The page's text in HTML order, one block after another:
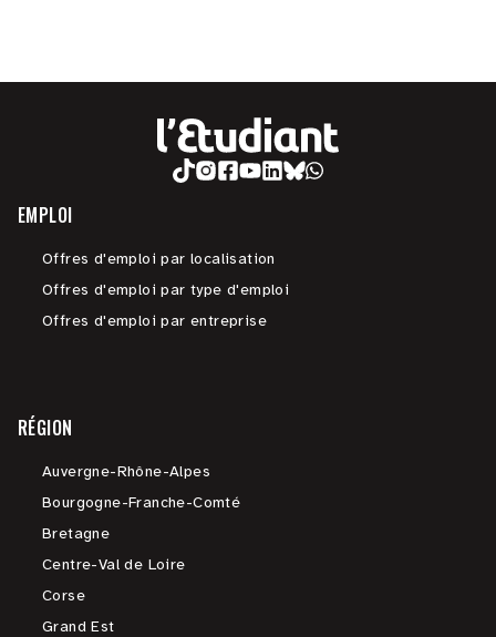
EMPLOI
Offres d'emploi par localisation
Offres d'emploi par type d'emploi
Offres d'emploi par entreprise
RÉGION
Auvergne-Rhône-Alpes
Bourgogne-Franche-Comté
Bretagne
Centre-Val de Loire
Corse
Grand Est